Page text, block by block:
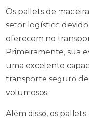
Os pallets de
setor logístico
oferecem no
Primeiramente, sua
uma excelente
transporte seguro
volumosos.
Além disso, os